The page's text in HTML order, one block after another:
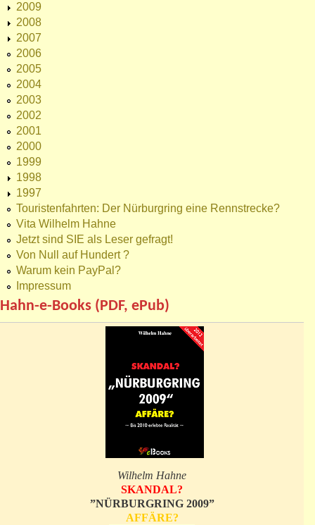
2009
2008
2007
2006
2005
2004
2003
2002
2001
2000
1999
1998
1997
Touristenfahrten: Der Nürburgring eine Rennstrecke?
Vita Wilhelm Hahne
Jetzt sind SIE als Leser gefragt!
Von Null auf Hundert ?
Warum kein PayPal?
Impressum
Hahn-e-Books (PDF, ePub)
Wilhelm Hahne
SKANDAL?
”NÜRBURGRING 2009”
AFFÄRE?